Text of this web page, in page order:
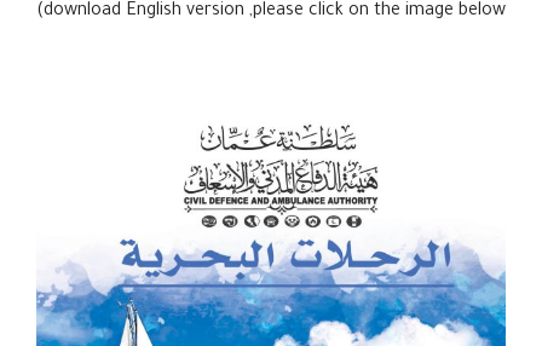
download English version ,please click on the image below)